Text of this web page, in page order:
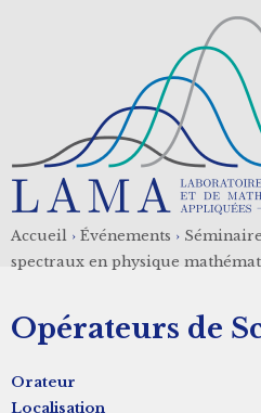
Fil
Accueil › Événements › Séminaire
spectraux en physique
Opérateurs de
Orateur
Localisation